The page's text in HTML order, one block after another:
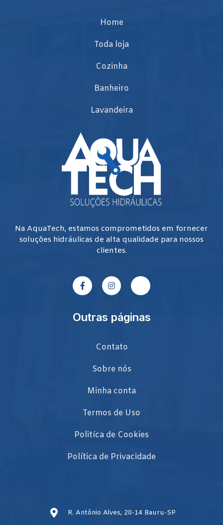
Home
Toda loja
Cozinha
Banheiro
Lavandeira
Na AquaTech, estamos comprometidos em fornecer
soluções hidráulicas de alta qualidade para nossos
clientes.
Outras páginas
Contato
Sobre nós
Minha conta
Termos de Uso
Politíca de Cookies
Política de Privacidade
R. Antônio Alves, 20-14 Bauru-SP